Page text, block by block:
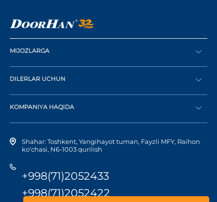
MIJOZLARGA
Buyurtma berish
DILERLAR UCHUN
Diler bo‘lish
Shaxsiy kabinetga kirish
KOMPANIYA HAQIDA
Kompaniya tarixi
Shahar: Toshkent, Yangihayot tuman, Fayzli MFY, Raihon
ko‘chasi, N6-1003 qurilish
+998(71)2052433
+998(71)2052422